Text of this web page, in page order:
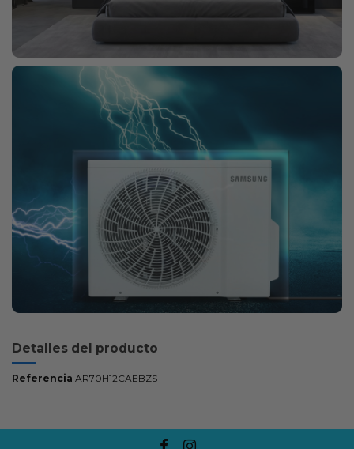
Detalles del producto
Referencia AR70H12CAEBZS